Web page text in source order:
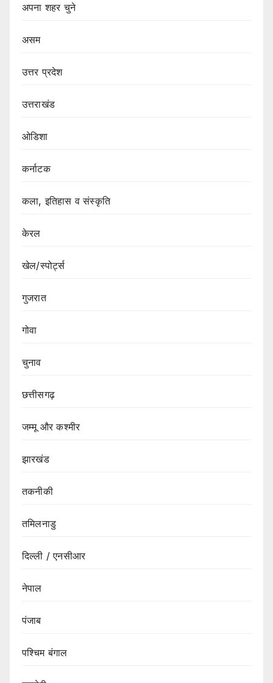
अपना शहर चुने
असम
उत्तर प्रदेश
उत्तराखंड
ओडिशा
कर्नाटक
कला, इतिहास व संस्कृति
केरल
खेल/स्पोर्ट्स
गुजरात
गोवा
चुनाव
छत्तीसगढ़
जम्मू और कश्मीर
झारखंड
तकनीकी
तमिलनाडु
दिल्ली / एनसीआर
नेपाल
पंजाब
पश्चिम बंगाल